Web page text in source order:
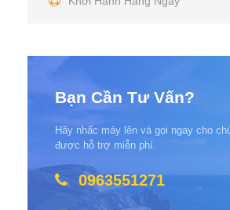
Bạn Cần Tư Vấn?
Hãy nhấc máy lên và gọi ngay cho
được hỗ trợ miễn phí.
0963551271